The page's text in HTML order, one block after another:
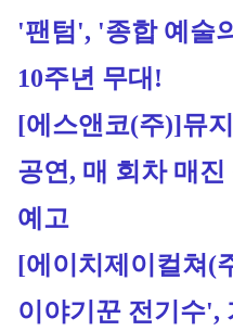
'팬텀', '종합 예술
10주년 무대!
[에스앤코(주)]뮤
공연, 매 회차 매
예고
[에이치제이컬쳐(
이야기꾼 전기수',